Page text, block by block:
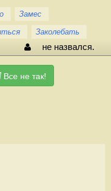
Замес
Заколебать
не назвался.
Все не так!